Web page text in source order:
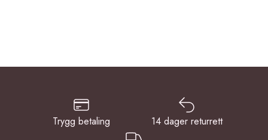
Trygg betaling 14 dager returrett